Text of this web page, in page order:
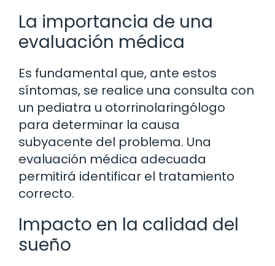
La importancia de una
evaluación médica
Es fundamental que, ante estos
síntomas, se realice una consulta con
un pediatra u otorrinolaringólogo
para determinar la causa
subyacente del problema. Una
evaluación médica adecuada
permitirá identificar el tratamiento
correcto.
Impacto en la calidad del
sueño